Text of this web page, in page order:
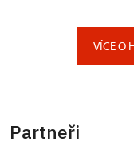
VÍCE O
Partneři